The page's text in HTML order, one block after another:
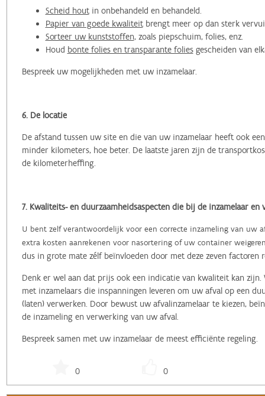
Scheid houtin onbehandeld en behandeld.
Papier van goede kwaliteitbrengt meer op dan sterk
Sorteer uw kunststoffen, zoals piepschuim, folies, enz.
Houd bonte folies en transparante foliesgescheiden van
Bespreek uw mogelijkheden met uw inzamelaar.
6. De locatie
De afstand tussen uw site en die van uw inzamelaar heeft ook
minder kilometers, hoe beter. De laatste jaren zijn de
de kilometerheffing.
7. Kwaliteits- en duurzaamheidsaspecten die bij de inzamelaar
U bent zelf verantwoordelijk voor een correcte inzameling van uw
extra kosten aanrekenen voor nasortering of uw container
dus in grote mate zélf beïnvloeden door met deze zeven factoren
Denk er wel aan dat prijs ook een indicatie van kwaliteit kan zijn.
met inzamelaars die inspanningen leveren om uw afval op een
(laten) verwerken. Door bewust uw afvalinzamelaar te kiezen,
de inzameling en verwerking van uw afval.
Bespreek samen met uw inzamelaar de meest efficiënte regeling.
0 0